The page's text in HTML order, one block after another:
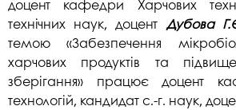
доцент кафедри Харчових
технічних наук, доцент Дубова
темою «Забезпечення
харчових продуктів та
зберігання» працює доцент
технологій, кандидат с.-г. наук,